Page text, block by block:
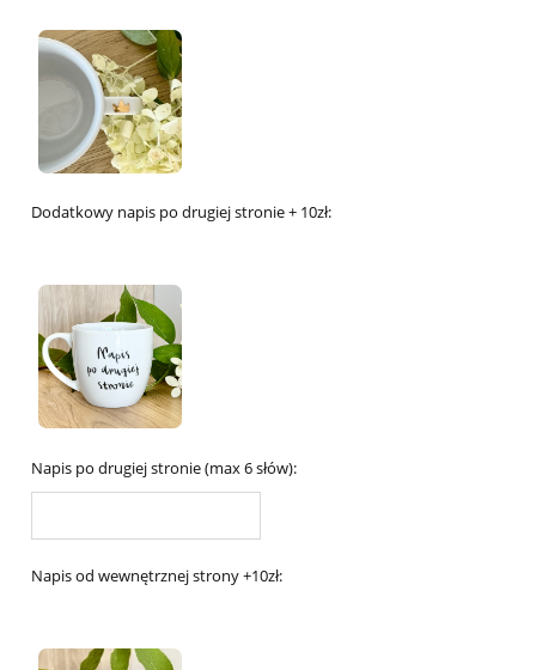
Dodatkowy napis po drugiej stronie + 10zł:
Napis po drugiej stronie (max 6 słów):
Napis od wewnętrznej strony +10zł: